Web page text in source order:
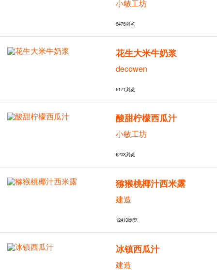
小敏工坊
6476浏览
花生大米牛奶浆
decowen
6171浏览
酸甜柠檬西瓜汁
小敏工坊
6203浏览
猕猴桃椰汁西米露
建造
12413浏览
冰镇西瓜汁
建造